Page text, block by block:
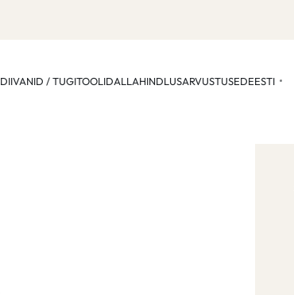
DIIVANID / TUGITOOLIDALLAHINDLUSARVUSTUSEDEESTI